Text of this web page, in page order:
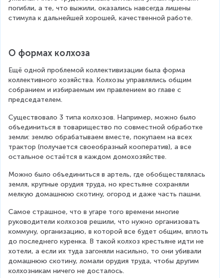
погибли, а те, что выжили, оказались навсегда лишены
стимула к дальнейшей хорошей, качественной работе.
О формах колхоза
Ещё одной проблемой коллективизации была форма
коллективного хозяйства. Колхозы управлялись общим
собранием и избираемым им правлением во главе с
председателем.
Существовало 3 типа колхозов. Например, можно было
объединиться в товарищество по совместной обработке
земли: землю обрабатываем вместе, покупаем на всех
трактор (получается своеобразный кооператив), а все
остальное остаётся в каждом домохозяйстве.
Можно было объединиться в артель, где обобществлялась
земля, крупные орудия труда, но крестьяне сохраняли
мелкую домашнюю скотину, огород и даже часть пашни.
Самое страшное, что в угаре того времени многие
руководители колхозов решили, что нужно организовать
коммуну, организацию, в которой все будет общим, вплоть
до последнего куренка. В такой колхоз крестьяне идти не
хотели, а если их туда загоняли насильно, то они убивали
домашнюю скотину, ломали орудия труда, чтобы другим
колхозникам ничего не досталось.